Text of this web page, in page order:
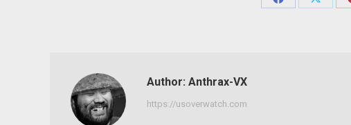
Share
Share
Author: Anthrax-VX
https://usoverwatch.com